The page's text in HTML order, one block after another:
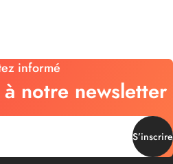
informé
notre newsletter
S’inscrire